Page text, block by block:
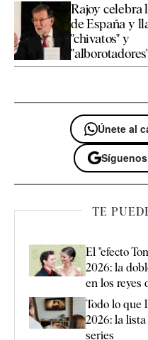
Rajoy celebra
de España y
"chivatos" y
Únete al
TE
El "efecto
2026: la
en los reyes
Todo lo que
2026: la
series